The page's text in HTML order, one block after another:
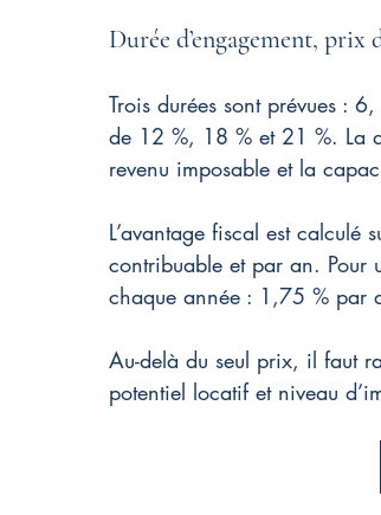
Durée d’engagement,
Trois durées sont prévues :
de 12 %, 18 % et 21 %. La
revenu imposable et la
L’avantage fiscal est
contribuable et par an. Pour
chaque année : 1,75 % par
Au-delà du seul prix, il faut
potentiel locatif et niveau